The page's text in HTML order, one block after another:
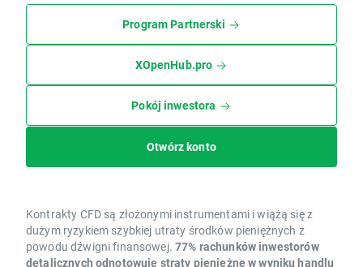
Program Partnerski
XOpenHub.pro
Pokój inwestora
Otwórz konto
Kontrakty CFD są złożonymi instrumentami i wiążą się z
dużym ryzykiem szybkiej utraty środków pieniężnych z
powodu dźwigni finansowej. 77% rachunków inwestorów
detalicznych odnotowuje straty pieniężne w wyniku handlu